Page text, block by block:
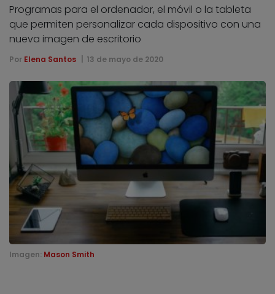
Programas para el ordenador, el móvil o la tableta
que permiten personalizar cada dispositivo con una
nueva imagen de escritorio
Por Elena Santos 13 de mayo de 2020
Imagen: Mason Smith